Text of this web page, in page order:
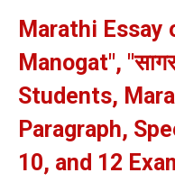
Marathi Essay
Manogat",
Students,
Paragraph,
10, and 12